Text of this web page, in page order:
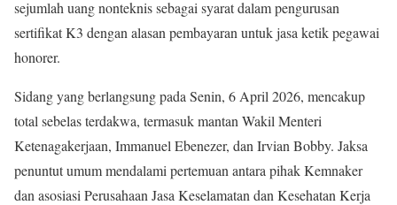
sejumlah uang nonteknis sebagai syarat dalam pengurusan
sertifikat K3 dengan alasan pembayaran untuk jasa ketik pegawai
honorer.
Sidang yang berlangsung pada Senin, 6 April 2026, mencakup
total sebelas terdakwa, termasuk mantan Wakil Menteri
Ketenagakerjaan, Immanuel Ebenezer, dan Irvian Bobby. Jaksa
penuntut umum mendalami pertemuan antara pihak Kemnaker
dan asosiasi Perusahaan Jasa Keselamatan dan Kesehatan Kerja